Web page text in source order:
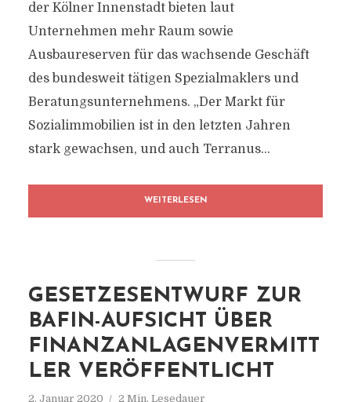
der Kölner Innenstadt bieten laut
Unternehmen mehr Raum sowie
Ausbaureserven für das wachsende Geschäft
des bundesweit tätigen Spezialmaklers und
Beratungsunternehmens. „Der Markt für
Sozialimmobilien ist in den letzten Jahren
stark gewachsen, und auch Terranus...
WEITERLESEN
GESETZESENTWURF ZUR
BAFIN-AUFSICHT ÜBER
FINANZANLAGENVERMITT
LER VERÖFFENTLICHT
2. Januar 2020 2 Min. Lesedauer